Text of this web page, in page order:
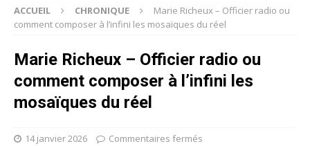
ACCUEIL CHRONIQUE
Marie Richeux – Officier radio ou
comment composer à l’infini les mosaïques du réel
Marie Richeux – Officier radio ou
comment composer à l’infini les
mosaïques du réel
14 janvier 2026 Commentaires fermés